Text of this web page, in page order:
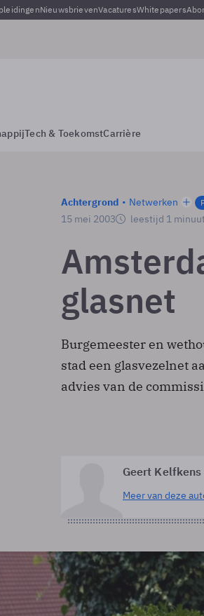
NieuwsbrievenVacaturesWhitepapers
Tech & ToekomstCarrière
Achtergrond Netwerken
15 mei 2003 leestijd 1 minuut
glasnet
Burgemeester en
stad een glasvezelnet
advies van de
Geert Kelfkens
Meer van deze